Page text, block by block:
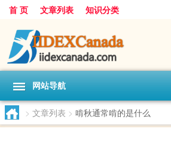
首 页 文章列表 知识分类
网站导航
> 文章列表 > 啃秋通常啃的是什么